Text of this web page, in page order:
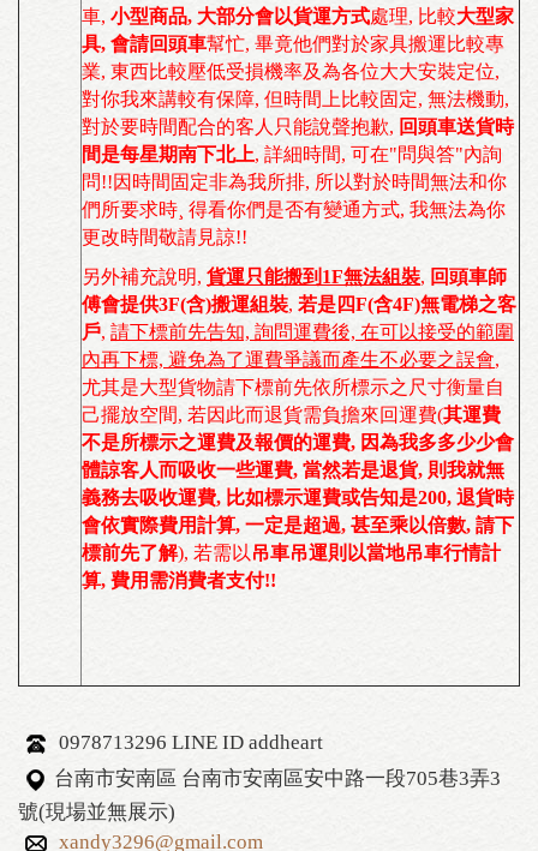
車, 小型商品, 大部分會以貨運方式處理, 比較大型家
具, 會請回頭車幫忙, 畢竟他們對於家具搬運比較專
業, 東西比較壓低受損機率及為各位大大安裝定位,
對你我來講較有保障, 但時間上比較固定, 無法機動,
對於要時間配合的客人只能說聲抱歉, 回頭車送貨時
間是每星期南下北上, 詳細時間, 可在"問與答"內詢
問!!因時間固定非為我所排, 所以對於時間無法和你
們所要求時¸ 得看你們是否有變通方式, 我無法為你
更改時間敬請見諒!!
另外補充說明, 貨運只能搬到1F無法組裝, 回頭車師
傅會提供3F(含)搬運組裝, 若是四F(含4F)無電梯之客
戶, 請下標前先告知, 詢問運費後, 在可以接受的範圍
內再下標, 避免為了運費爭議而產生不必要之誤會,
尤其是大型貨物請下標前先依所標示之尺寸衡量自
己擺放空間, 若因此而退貨需負擔來回運費(其運費
不是所標示之運費及報價的運費, 因為我多多少少會
體諒客人而吸收一些運費, 當然若是退貨, 則我就無
義務去吸收運費, 比如標示運費或告知是200, 退貨時
會依實際費用計算, 一定是超過, 甚至乘以倍數, 請下
標前先了解), 若需以 吊車吊運則以當地吊車行情計
算, 費用需消費者支付!!
0978713296 LINE ID addheart
台南市安南區 台南市安南區安中路一段705巷3弄3
號(現場並無展示)
xandy3296@gmail.com